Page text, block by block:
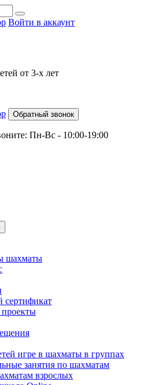
Войти в аккаунт
от 3-х лет
Обратный звонок
Пн-Вс - 10:00-19:00
шахматы
сертификат
игре в шахматы в группах
занятия по шахматам
взрослых